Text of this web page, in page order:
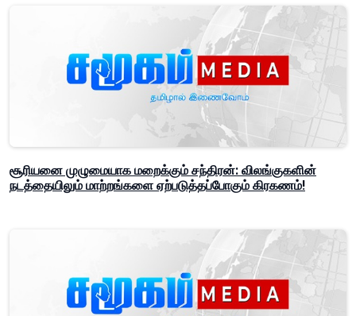
சூரியனை முழுமையாக மறைக்கும் சந்திரன்: விலங்குகளின்
நடத்தையிலும் மாற்றங்களை ஏற்படுத்தப்போகும் கிரகணம்!